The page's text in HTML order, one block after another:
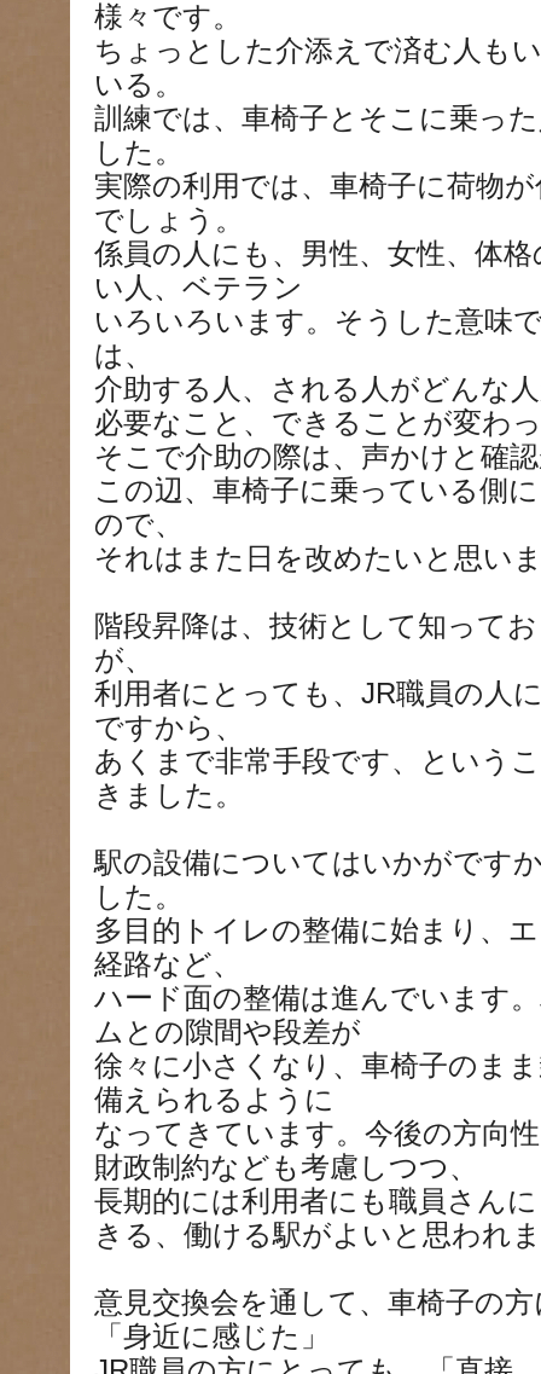
様々です。
ちょっとした介添えで済む人も
いる。
訓練では、車椅子とそこに乗っ
した。
実際の利用では、車椅子に荷物
でしょう。
係員の人にも、男性、女性、体
い人、ベテラン
いろいろいます。そうした意味
は、
介助する人、される人がどんな
必要なこと、できることが変わ
そこで介助の際は、声かけと確
この辺、車椅子に乗っている側
ので、
それはまた日を改めたいと思い
階段昇降は、技術として知って
が、
利用者にとっても、JR職員の人
ですから、
あくまで非常手段です、という
きました。
駅の設備についてはいかがです
した。
多目的トイレの整備に始まり、
経路など、
ハード面の整備は進んでいます
ムとの隙間や段差が
徐々に小さくなり、車椅子のま
備えられるように
なってきています。今後の方向
財政制約なども考慮しつつ、
長期的には利用者にも職員さん
きる、働ける駅がよいと思われ
意見交換会を通して、車椅子の
「身近に感じた」